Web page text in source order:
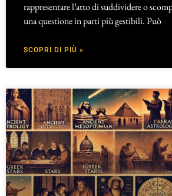
rappresentare l’atto di suddividere o
una questione in parti più gestibili. Può
SCOPRI DI PIÙ »